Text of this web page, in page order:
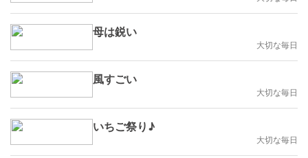
母は鋭い
大切な毎日
風すごい
大切な毎日
いちご祭り♪
大切な毎日